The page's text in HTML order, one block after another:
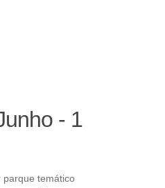
- 1
parque temático